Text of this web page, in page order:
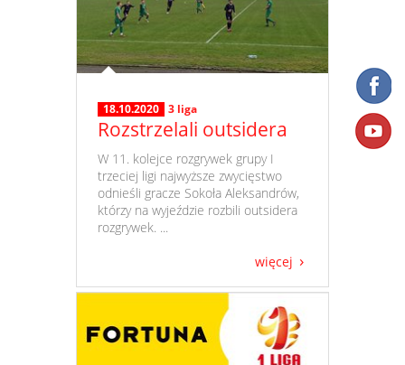
18.10.2020 3 liga
Rozstrzelali outsidera
​ W 11. kolejce rozgrywek grupy I
trzeciej ligi najwyższe zwycięstwo
odnieśli gracze Sokoła Aleksandrów,
którzy na wyjeździe rozbili outsidera
rozgrywek. ...
więcej